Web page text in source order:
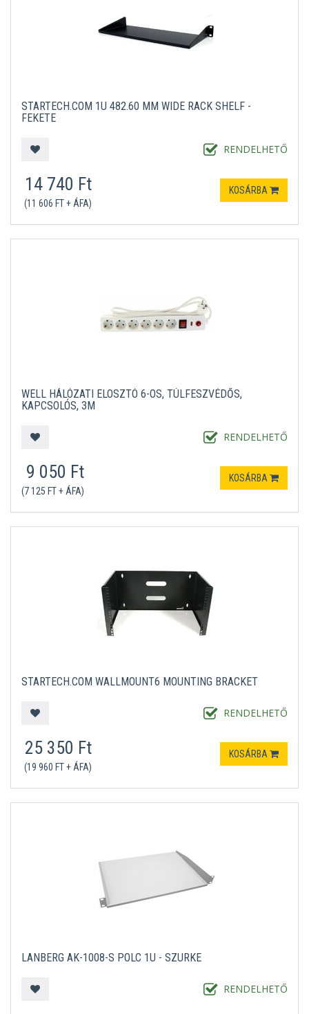
STARTECH.COM 1U 482.60 MM WIDE RACK SHELF -
FEKETE
RENDELHETŐ
14 740 Ft
(11 606 FT + ÁFA)
KOSÁRBA
WELL HÁLÓZATI ELOSZTÓ 6-OS, TÚLFESZVÉDŐS,
KAPCSOLÓS, 3M
RENDELHETŐ
9 050 Ft
(7 125 FT + ÁFA)
KOSÁRBA
STARTECH.COM WALLMOUNT6 MOUNTING BRACKET
RENDELHETŐ
25 350 Ft
(19 960 FT + ÁFA)
KOSÁRBA
LANBERG AK-1008-S POLC 1U - SZÜRKE
RENDELHETŐ